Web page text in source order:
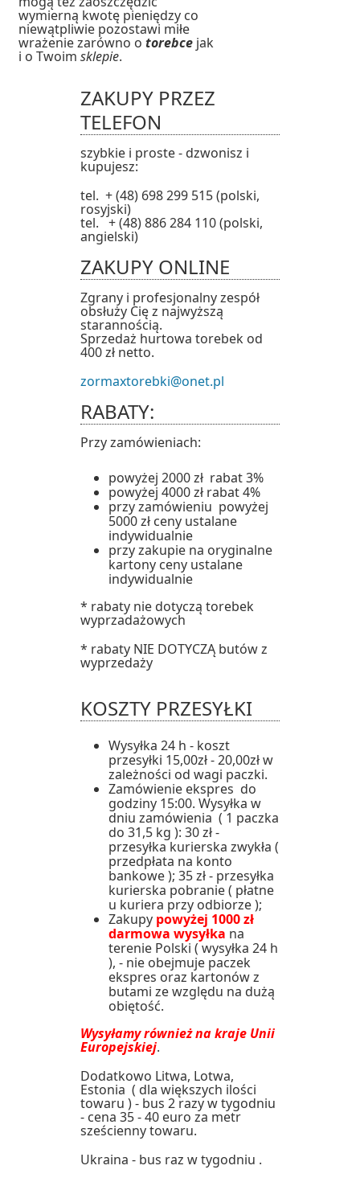
wymierną kwotę pieniędzy co
niewątpliwie pozostawi miłe
wrażenie zarówno otorebce jak
i o Twoimsklepie.
ZAKUPY PRZEZ
TELEFON
szybkie i proste - dzwonisz i
kupujesz:
tel. + (48) 698 299 515 (polski,
rosyjski)
tel. + (48) 886 284 110 (polski,
angielski)
ZAKUPY ONLINE
Zgrany i profesjonalny zespół
obsłuży Cię z najwyższą
starannością.
Sprzedaż hurtowa torebek od
400 zł netto.
zormaxtorebki@onet.pl
RABATY:
Przy zamówieniach:
powyżej 2000 zł rabat 3%
powyżej 4000 zł rabat 4%
przy zamówieniu powyżej
5000 zł ceny ustalane
indywidualnie
przy zakupie na oryginalne
kartony ceny ustalane
indywidualnie
* rabaty nie dotyczą torebek
wyprzadażowych
* rabaty NIE DOTYCZĄ butów z
wyprzedaży
KOSZTY PRZESYŁKI
Wysyłka 24 h - koszt
przesyłki 15,00zł - 20,00zł w
zależności od wagi paczki.
Zamówienie ekspres do
godziny 15:00. Wysyłka w
dniu zamówienia ( 1 paczka
do 31,5 kg ): 30 zł -
przesyłka kurierska zwykła (
przedpłata na konto
bankowe ); 35 zł - przesyłka
kurierska pobranie ( płatne
u kuriera przy odbiorze );
Zakupy powyżej 1000 zł
darmowa wysyłka na
terenie Polski ( wysyłka 24 h
), - nie obejmuje paczek
ekspres oraz kartonów z
butami ze względu na dużą
obiętość.
Wysyłamy również na kraje Unii
Europejskiej.
Dodatkowo Litwa, Lotwa,
Estonia ( dla większych ilości
towaru ) - bus 2 razy w tygodniu
- cena 35 - 40 euro za metr
sześcienny towaru.
Ukraina - bus raz w tygodniu .